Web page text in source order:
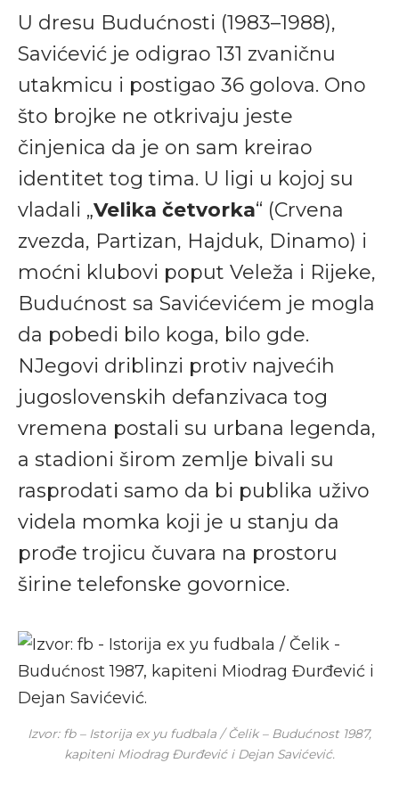
U dresu Budućnosti (1983–1988),
Savićević je odigrao 131 zvaničnu
utakmicu i postigao 36 golova. Ono
što brojke ne otkrivaju jeste
činjenica da je on sam kreirao
identitet tog tima. U ligi u kojoj su
vladali „Velika četvorka“ (Crvena
zvezda, Partizan, Hajduk, Dinamo) i
moćni klubovi poput Veleža i Rijeke,
Budućnost sa Savićevićem je mogla
da pobedi bilo koga, bilo gde.
NJegovi driblinzi protiv najvećih
jugoslovenskih defanzivaca tog
vremena postali su urbana legenda,
a stadioni širom zemlje bivali su
rasprodati samo da bi publika uživo
videla momka koji je u stanju da
prođe trojicu čuvara na prostoru
širine telefonske govornice.
Izvor: fb – Istorija ex yu fudbala / Čelik – Budućnost 1987,
kapiteni Miodrag Đurđević i Dejan Savićević.